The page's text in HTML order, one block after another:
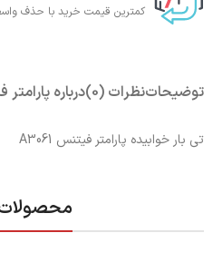
کمترین قیمت خرید با حذف
توضیحاتنظرات (0) درباره
تی بار خوابیده پارامتر فیتنس A3061